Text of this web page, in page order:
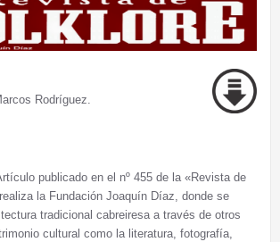
Rodríguez.
publicado en el nº 455 de la «Revista de
la Fundación Joaquín Díaz, donde se
tradicional cabreiresa a través de otros
cultural como la literatura, fotografía,